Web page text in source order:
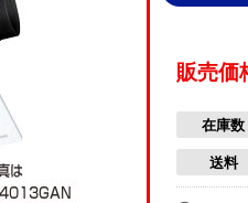
販売価
在庫数
送料